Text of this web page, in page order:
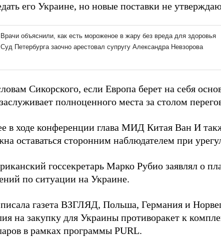
его Украине, но новые поставки не
Сикорского, если Европа берет на себя
полноценного места за столом
в ходе конференции глава МИД Китая Ван И
оставаться сторонним наблюдателем при
госсекретарь Марко Рубио заявлял о
по ситуации на Украине.
газета ВЗГЛЯД, Польша, Германия и
на закупку для Украины противоракет к
в рамках программы PURL.